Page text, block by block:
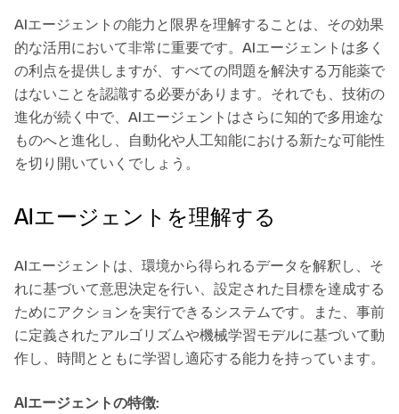
AIエージェントの能力と限界を理解することは、その効果
的な活用において非常に重要です。AIエージェントは多く
の利点を提供しますが、すべての問題を解決する万能薬で
はないことを認識する必要があります。それでも、技術の
進化が続く中で、AIエージェントはさらに知的で多用途な
ものへと進化し、自動化や人工知能における新たな可能性
を切り開いていくでしょう。
AIエージェントを理解する
AIエージェントは、環境から得られるデータを解釈し、そ
れに基づいて意思決定を行い、設定された目標を達成する
ためにアクションを実行できるシステムです。また、事前
に定義されたアルゴリズムや機械学習モデルに基づいて動
作し、時間とともに学習し適応する能力を持っています。
AIエージェントの特徴: